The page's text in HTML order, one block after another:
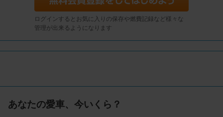
ログインするとお気に入りの保存や燃費記録など様々な
管理が出来るようになります
あなたの愛車、今いくら？